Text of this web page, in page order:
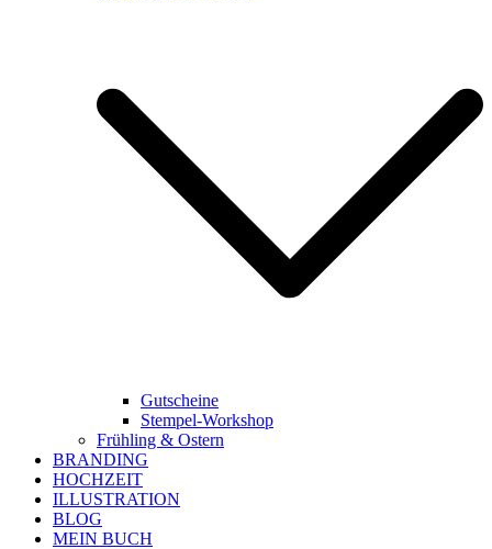
Gutscheine
Stempel-Workshop
Frühling & Ostern
BRANDING
HOCHZEIT
ILLUSTRATION
BLOG
MEIN BUCH